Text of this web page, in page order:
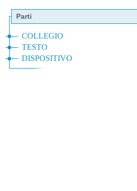
Parti
COLLEGIO
TESTO
DISPOSITIVO